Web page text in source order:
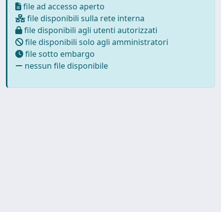
file ad accesso aperto
file disponibili sulla rete interna
file disponibili agli utenti autorizzati
file disponibili solo agli amministratori
file sotto embargo
nessun file disponibile